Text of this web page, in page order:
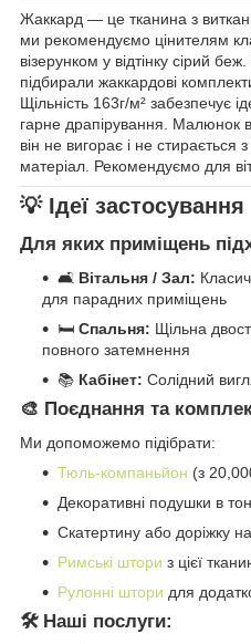
Жаккард — це тканина з
ми рекомендуємо цінителям
візерунком у відтінку сірий
підбирали жаккардові
Щільність 163г/м² забезпечує
гарне драпірування. Малюнок
він не вигорає і не стирається
матеріал. Рекомендуємо для
💡 Ідеї застосування
Для яких приміщень
🛋️ Вітальня / Зал:
для парадних приміщень
🛏️ Спальня: Щільна
повного затемнення
📚 Кабінет: Солідний
🎨 Поєднання та
Ми допоможемо підібрати:
Тюль-компаньйон (з
Декоративні подушки в тон
Скатертину або доріжку на
Римські штори з цієї
Рулонні штори для
🛠️ Наші послуги: